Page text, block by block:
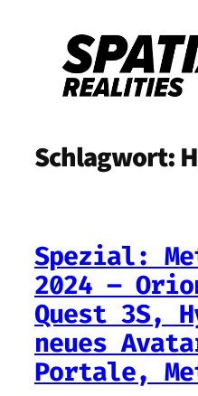
springen
Schlagwort:
Spezial:
2024 –
Quest 3S,
neues
Portale,